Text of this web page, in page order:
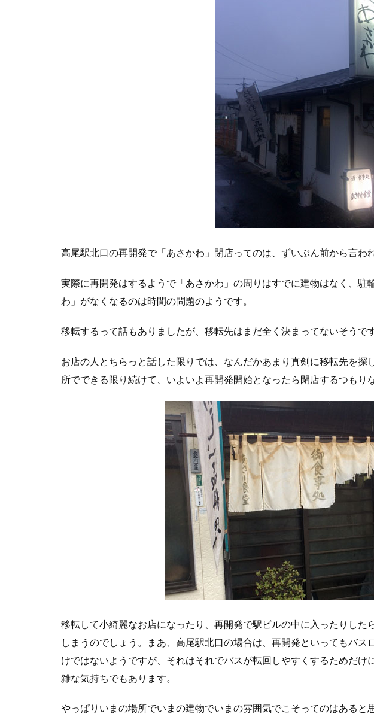
高尾駅北口の再開発で「あさかわ」閉店ってのは、ずいぶん前から言わ
実際に再開発はするようで「あさかわ」の周りはすでに建物はなく、駐
わ」がなくなるのは時間の問題のようです。
移転するって話もありましたが、移転先はまだ全く決まってないそうです
お店の人とちらっと話した限りでは、なんだかあまり真剣に移転先を
所でできる限り続けて、いよいよ再開発開始となったら閉店するつもり
移転して小綺麗なお店になったり、再開発で駅ビルの中に入ったりした
しまうのでしょう。まあ、高尾駅北口の場合は、再開発といってもバ
けではないようですが、それはそれでバスが転回しやすくするためだ
雑な気持ちでもあります。
やっぱりいまの場所でいまの建物でいまの雰囲気でこそってのはあると